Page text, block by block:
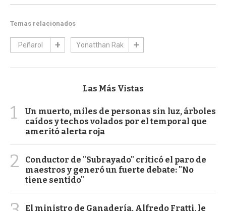
Temas relacionados
Peñarol Yonatthan Rak
Las Más Vistas
1
Un muerto, miles de personas sin luz, árboles
caídos y techos volados por el temporal que
ameritó alerta roja
2
Conductor de "Subrayado" criticó el paro de
maestros y generó un fuerte debate: "No
tiene sentido"
El ministro de Ganadería, Alfredo Fratti, le